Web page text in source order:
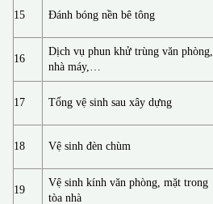
15 Đánh bóng nền bê tông
16
Dịch vụ phun khử trùng văn phòng,
nhà máy,…
17 Tổng vệ sinh sau xây dựng
18 Vệ sinh đèn chùm
19
Vệ sinh kính văn phòng, mặt trong
tòa nhà